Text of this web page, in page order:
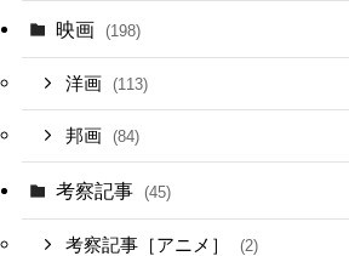
映画 (198)
洋画 (113)
邦画 (84)
考察記事 (45)
考察記事［アニメ］ (2)